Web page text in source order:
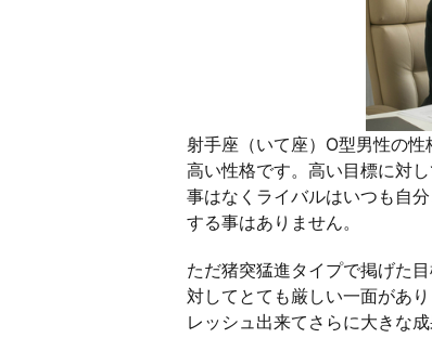
射手座（いて座）O型男性の
高い性格です。高い目標に対
事はなくライバルはいつも自
する事はありません。
ただ猪突猛進タイプで掲げた
対してとても厳しい一面があ
レッシュ出来てさらに大きな